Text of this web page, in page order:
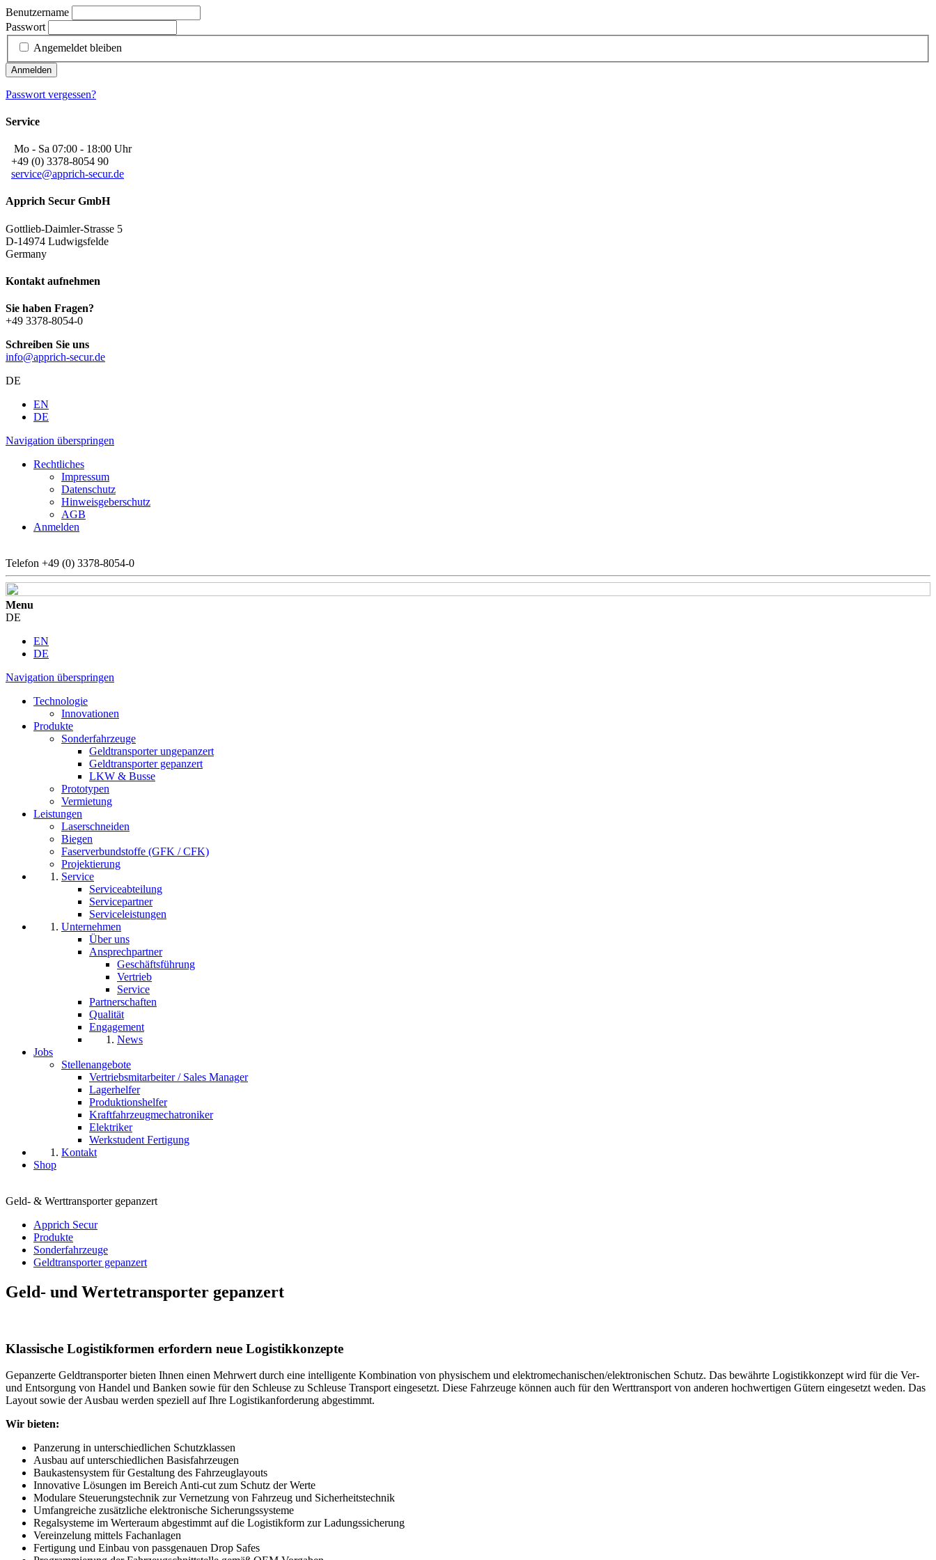
Benutzername
Passwort
Angemeldet bleiben
Anmelden
Passwort vergessen?
Service
Mo - Sa 07:00 - 18:00 Uhr
+49 (0) 3378-8054 90
service@apprich-secur.de
Apprich Secur GmbH
Gottlieb-Daimler-Strasse 5
D-14974 Ludwigsfelde
Germany
Kontakt aufnehmen
Sie haben Fragen?
+49 3378-8054-0
Schreiben Sie uns
info@apprich-secur.de
DE
EN
DE
Navigation überspringen
Rechtliches
Impressum
Datenschutz
Hinweisgeberschutz
AGB
Anmelden
Telefon +49 (0) 3378-8054-0
Menu
DE
EN
DE
Navigation überspringen
Technologie
Innovationen
Produkte
Sonderfahrzeuge
Geldtransporter ungepanzert
Geldtransporter gepanzert
LKW & Busse
Prototypen
Vermietung
Leistungen
Laserschneiden
Biegen
Faserverbundstoffe (GFK / CFK)
Projektierung
Service
Serviceabteilung
Servicepartner
Serviceleistungen
Unternehmen
Über uns
Ansprechpartner
Geschäftsführung
Vertrieb
Service
Partnerschaften
Qualität
Engagement
News
Jobs
Stellenangebote
Vertriebsmitarbeiter / Sales Manager
Lagerhelfer
Produktionshelfer
Kraftfahrzeugmechatroniker
Elektriker
Werkstudent Fertigung
Kontakt
Shop
Geld- & Werttransporter gepanzert
Apprich Secur
Produkte
Sonderfahrzeuge
Geldtransporter gepanzert
Geld- und Wertetransporter gepanzert
Klassische Logistikformen erfordern neue Logistikkonzepte
Gepanzerte Geldtransporter bieten Ihnen einen Mehrwert durch eine intelligente Kombination von physischem und elektromechanischen/elektronischen Schutz. Das bewährte Logistikkonzept wird für die Ver-
und Entsorgung von Handel und Banken sowie für den Schleuse zu Schleuse Transport eingesetzt. Diese Fahrzeuge können auch für den Werttransport von anderen hochwertigen Gütern eingesetzt weden. Das
Layout sowie der Ausbau werden speziell auf Ihre Logistikanforderung abgestimmt.
Wir bieten:
Panzerung in unterschiedlichen Schutzklassen
Ausbau auf unterschiedlichen Basisfahrzeugen
Baukastensystem für Gestaltung des Fahrzeuglayouts
Innovative Lösungen im Bereich Anti-cut zum Schutz der Werte
Modulare Steuerungstechnik zur Vernetzung von Fahrzeug und Sicherheitstechnik
Umfangreiche zusätzliche elektronische Sicherungssysteme
Regalsysteme im Werteraum abgestimmt auf die Logistikform zur Ladungssicherung
Vereinzelung mittels Fachanlagen
Fertigung und Einbau von passgenauen Drop Safes